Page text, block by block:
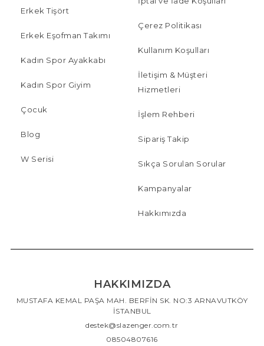
Erkek Tişört
Erkek Eşofman Takımı
Kadın Spor Ayakkabı
Kadın Spor Giyim
Çocuk
Blog
W Serisi
Çerez Politikası
Kullanım Koşulları
İletişim & Müşteri
Hizmetleri
İşlem Rehberi
Sipariş Takip
Sıkça Sorulan Sorular
Kampanyalar
Hakkımızda
HAKKIMIZDA
MUSTAFA KEMAL PAŞA MAH. BERFİN SK. NO:3 ARNAVUTKÖY
İSTANBUL
destek@slazenger.com.tr
08504807616